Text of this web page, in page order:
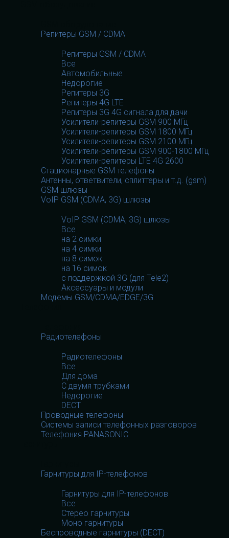
Репитеры GSM / CDMA
Репитеры GSM / CDMA
Все
Автомобильные
Недорогие
Репитеры 3G
Репитеры 4G LTE
Репитеры 3G 4G сигнала для дачи
Усилители-репитеры GSM 900 МГц
Усилители-репитеры GSM 1800 МГц
Усилители-репитеры GSM 2100 МГц
Усилители-репитеры GSM 900-1800 МГц
Усилители-репитеры LTE 4G 2600
Стационарные GSM телефоны
Антенны, ответвители, сплиттеры и т.д. (gsm)
GSM шлюзы
VoIP GSM (CDMA, 3G) шлюзы
VoIP GSM (CDMA, 3G) шлюзы
Все
на 2 симки
на 4 симки
на 8 симок
на 16 симок
с поддержкой 3G (для Tele2)
Аксессуары и модули
Модемы GSM/CDMA/EDGE/3G
Радиотелефоны
Радиотелефоны
Все
Для дома
С двумя трубками
Недорогие
DECT
Проводные телефоны
Системы записи телефонных разговоров
Телефония PANASONIC
Гарнитуры для IP-телефонов
Гарнитуры для IP-телефонов
Все
Стерео гарнитуры
Моно гарнитуры
Беспроводные гарнитуры (DECT)